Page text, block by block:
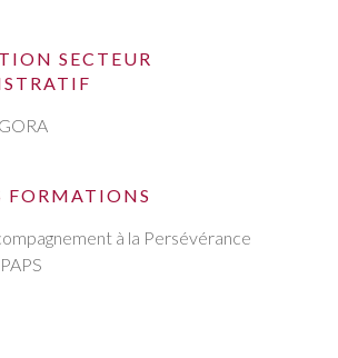
SECTEUR
FORMATIONS
à la Persévérance